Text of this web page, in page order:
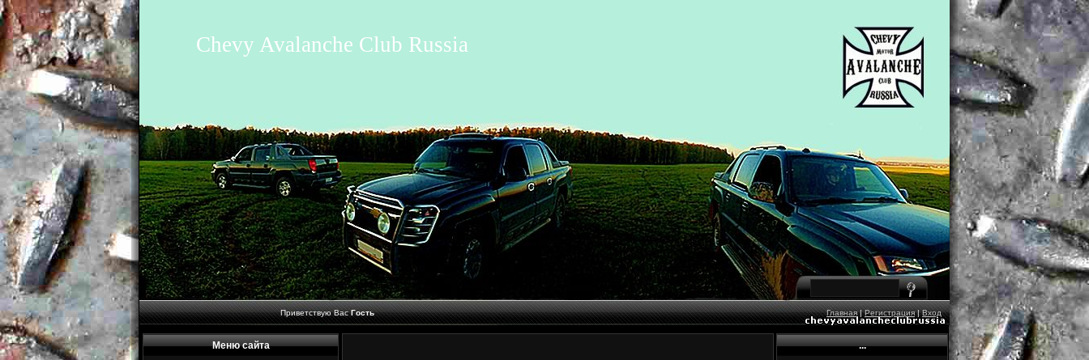
Chevy Avalanche Club Russia
Приветствую Вас Гость Главная|Регистрация|Вход
Меню сайта ...